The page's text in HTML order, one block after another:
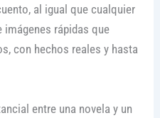
al igual que cualquier
imágenes rápidas que
con hechos reales y hasta
entre una novela y un